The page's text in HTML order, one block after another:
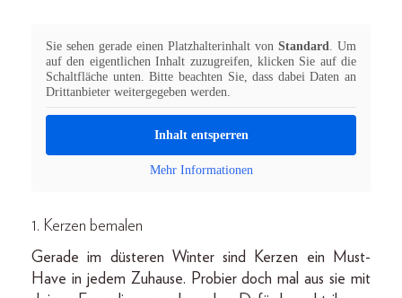
Sie sehen gerade einen Platzhalterinhalt von Standard
. Um
auf den eigentlichen Inhalt zuzugreifen, klicken Sie auf die
Schaltfläche unten. Bitte beachten Sie, dass dabei Daten an
Drittanbieter weitergegeben werden.
Inhalt entsperren
Mehr Informationen
1. Kerzen bemalen
Gerade im düsteren Winter sind Kerzen ein Must-
Have in jedem Zuhause. Probier doch mal aus sie mit